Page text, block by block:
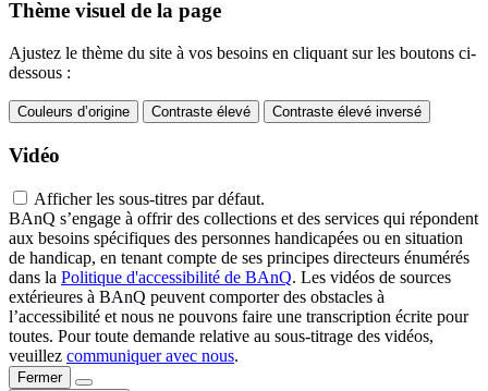
Thème visuel de la page
Ajustez le thème du site à vos besoins en cliquant sur les boutons ci-
dessous :
Couleurs d’origine Contraste élevé Contraste élevé inversé
Vidéo
Afficher les sous-titres par défaut.
BAnQ s’engage à offrir des collections et des services qui répondent
aux besoins spécifiques des personnes handicapées ou en situation
de handicap, en tenant compte de ses principes directeurs énumérés
dans la Politique d'accessibilité de BAnQ. Les vidéos de sources
extérieures à BAnQ peuvent comporter des obstacles à
l’accessibilité et nous ne pouvons faire une transcription écrite pour
toutes. Pour toute demande relative au sous-titrage des vidéos,
veuillez communiquer avec nous.
Fermer